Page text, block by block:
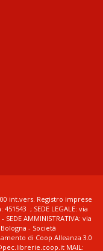
int.vers. Registro imprese
; SEDE LEGALE: via
AMMINISTRATIVA: via
- Società
di Coop Alleanza 3.0
MAIL: